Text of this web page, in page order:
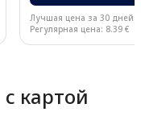
Лучшая цена за 30 дней:
Регулярная цена: 8.39 €
картой